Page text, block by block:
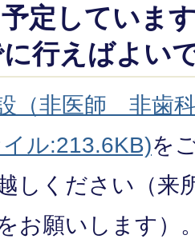
定していま
行えばよい
（非医師 非歯
ル:213.6KB)を
しください（来
お願いします）